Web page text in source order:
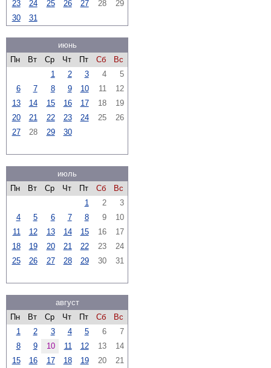
23
24 25 26 27 28
29
30
31
июнь
Пн
Вт Ср Чт Пт Сб
Вс
1
2 3 4
5
6
7 8 9 10 11
12
13
14 15 16 17 18
19
20
21 22 23 24 25
26
27
28 29 30
июль
Пн
Вт Ср Чт Пт Сб
Вс
1
2
3
4
5 6 7 8 9
10
11
12 13 14 15 16
17
18
19 20 21 22 23
24
25
26 27 28 29 30 31
август
Пн
Вт Ср Чт Пт Сб
Вс
1
2 3 4 5 6
7
8
9 10 11 12 13
14
15
16 17 18 19 20
21